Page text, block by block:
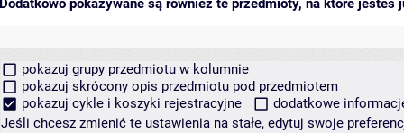
Dodatkowo pokazywane są również te przedmioty, na które jesteś
pokazuj grupy przedmiotu w kolumnie
pokazuj skrócony opis przedmiotu pod przedmiotem
pokazuj cykle i koszyki rejestracyjne
dodatkowe
Jeśli chcesz zmienić te ustawienia na stałe, edytuj swoje